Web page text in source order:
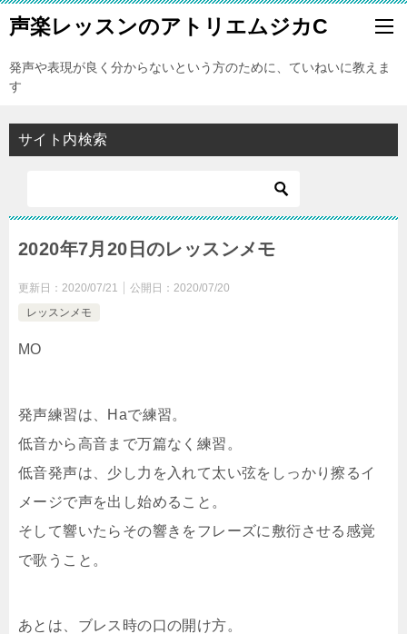
声楽レッスンのアトリエムジカC
発声や表現が良く分からないという方のために、ていねいに教えま
す
サイト内検索
2020年7月20日のレッスンメモ
更新日： 2020/07/21 公開日： 2020/07/20
レッスンメモ
MO
発声練習は、Haで練習。
低音から高音まで万篇なく練習。
低音発声は、少し力を入れて太い弦をしっかり擦るイ
メージで声を出し始めること。
そして響いたらその響きをフレーズに敷衍させる感覚
で歌うこと。
あとは、ブレス時の口の開け方。